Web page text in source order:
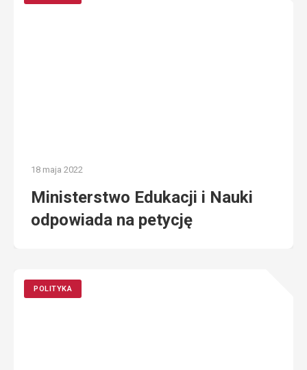
18 maja 2022
Ministerstwo Edukacji i Nauki
odpowiada na petycję
POLITYKA